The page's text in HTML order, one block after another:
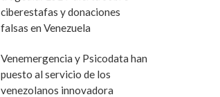
ciberestafas y donaciones
falsas en Venezuela
Venemergencia y Psicodata han
puesto al servicio de los
venezolanos innovadora